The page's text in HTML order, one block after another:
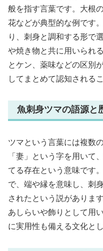
般を指す言葉です。大根
花などが典型的な例です
り、刺身と調和する形で
や焼き物と共に用いられ
とケン、薬味などの区別
してまとめて認知される
魚刺身ツマの語源と
ツマという言葉には複数
「妻」という字を用いて
てる存在という意味です
で、端や縁を意味し、刺
されたという説がありま
あしらいや飾りとして用
に実用性も備える文化と